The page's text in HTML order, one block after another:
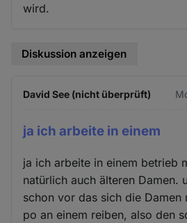
wird.
Diskussion anzeigen
David See (nicht überprüft)
ja ich arbeite in einem
ja ich arbeite in einem betrieb
natürlich auch älteren Damen.
schon vor das sich die
po an einem reiben, also den